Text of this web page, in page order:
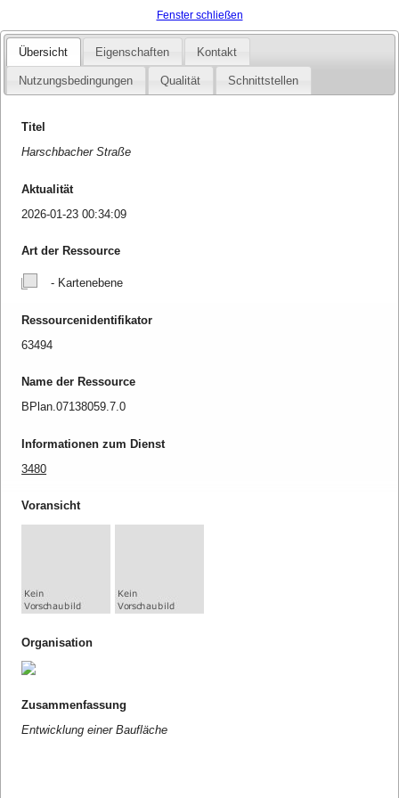
Fenster schließen
Übersicht Eigenschaften Kontakt
Nutzungsbedingungen Qualität Schnittstellen
Titel
Harschbacher Straße
Aktualität
2026-01-23 00:34:09
Art der Ressource
- Kartenebene
Ressourcenidentifikator
63494
Name der Ressource
BPlan.07138059.7.0
Informationen zum Dienst
3480
Voransicht
Organisation
Zusammenfassung
Entwicklung einer Baufläche